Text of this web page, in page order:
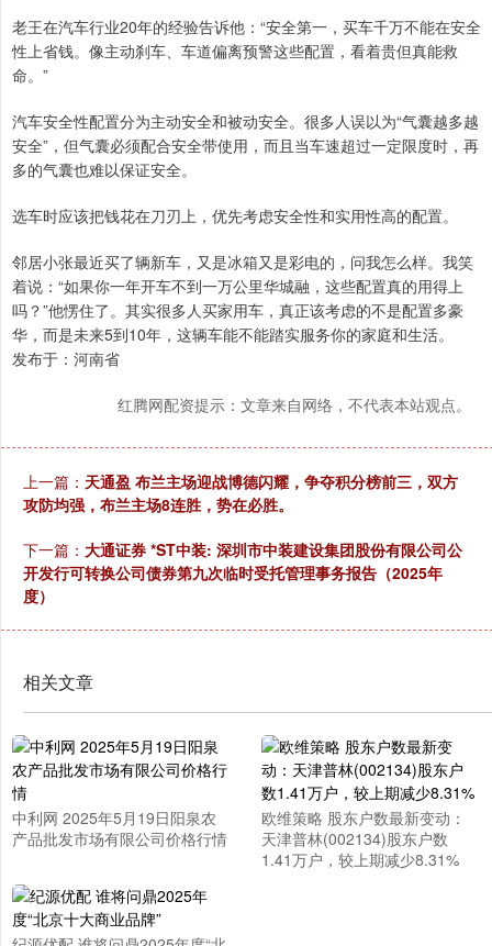
老王在汽车行业20年的经验告诉他：“安全第一，买车千万不能在安全
性上省钱。像主动刹车、车道偏离预警这些配置，看着贵但真能救
命。”
汽车安全性配置分为主动安全和被动安全。很多人误以为“气囊越多越
安全”，但气囊必须配合安全带使用，而且当车速超过一定限度时，再
多的气囊也难以保证安全。
选车时应该把钱花在刀刃上，优先考虑安全性和实用性高的配置。
邻居小张最近买了辆新车，又是冰箱又是彩电的，问我怎么样。我笑
着说：“如果你一年开车不到一万公里华城融，这些配置真的用得上
吗？”他愣住了。其实很多人买家用车，真正该考虑的不是配置多豪
华，而是未来5到10年，这辆车能不能踏实服务你的家庭和生活。
发布于：河南省
红腾网配资提示：文章来自网络，不代表本站观点。
上一篇： 天通盈 布兰主场迎战博德闪耀，争夺积分榜前三，双方
攻防均强，布兰主场8连胜，势在必胜。
下一篇： 大通证券 *ST中装: 深圳市中装建设集团股份有限公司公
开发行可转换公司债券第九次临时受托管理事务报告（2025年
度）
相关文章
中利网 2025年5月19日阳泉农
产品批发市场有限公司价格行情
欧维策略 股东户数最新变动：
天津普林(002134)股东户数
1.41万户，较上期减少8.31%